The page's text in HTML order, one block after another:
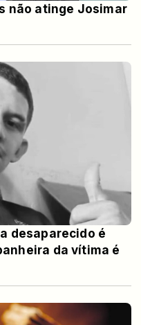
não atinge Josimar
desaparecido é
da vítima é